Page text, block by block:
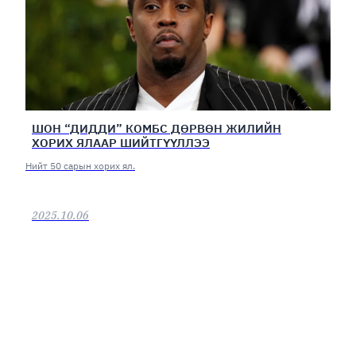
ШОН “ДИДДИ” КОМБС ДӨРВӨН ЖИЛИЙН
ХОРИХ ЯЛААР ШИЙТГҮҮЛЛЭЭ
Нийт 50 сарын хорих ял.
2025.10.06